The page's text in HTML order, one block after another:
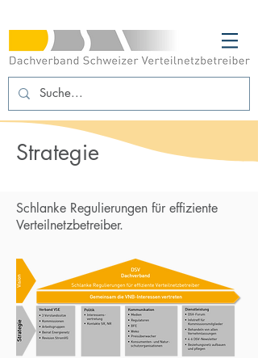
Strategie
Schlanke Regulierungen für effiziente
Verteilnetzbetreiber.